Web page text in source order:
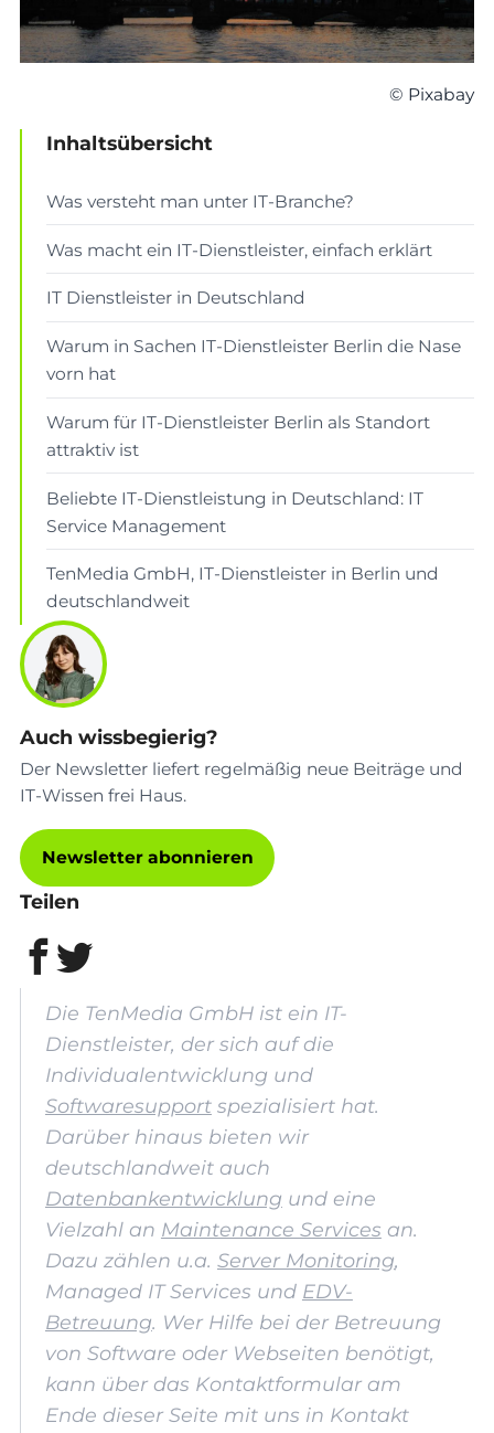
© Pixabay
Inhaltsübersicht
Was versteht man unter IT-Branche?
Was macht ein IT-Dienstleister, einfach erklärt
IT Dienstleister in Deutschland
Warum in Sachen IT-Dienstleister Berlin die Nase
vorn hat
Warum für IT-Dienstleister Berlin als Standort
attraktiv ist
Beliebte IT-Dienstleistung in Deutschland: IT
Service Management
TenMedia GmbH, IT-Dienstleister in Berlin und
deutschlandweit
Auch wissbegierig?
Der Newsletter liefert regelmäßig neue Beiträge und
IT-Wissen frei Haus.
Newsletter abonnieren
Teilen
Die TenMedia GmbH ist ein IT-
Dienstleister, der sich auf die
Individualentwicklung und
Softwaresupportspezialisiert hat.
Darüber hinaus bieten wir
deutschlandweit auch
Datenbankentwicklung und eine
Vielzahl an Maintenance Services an.
Dazu zählen u.a. Server Monitoring,
Managed IT Services und EDV-
Betreuung. Wer Hilfe bei der Betreuung
von Software oder Webseiten benötigt,
kann über das Kontaktformular am
Ende dieser Seite mit uns in Kontakt